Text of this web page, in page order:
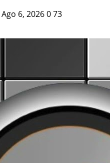
Ago 6, 2026073